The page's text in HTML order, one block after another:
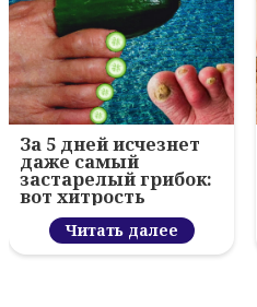
За 5 дней исчезнет
даже самый
застарелый грибок:
вот хитрость
Читать далее